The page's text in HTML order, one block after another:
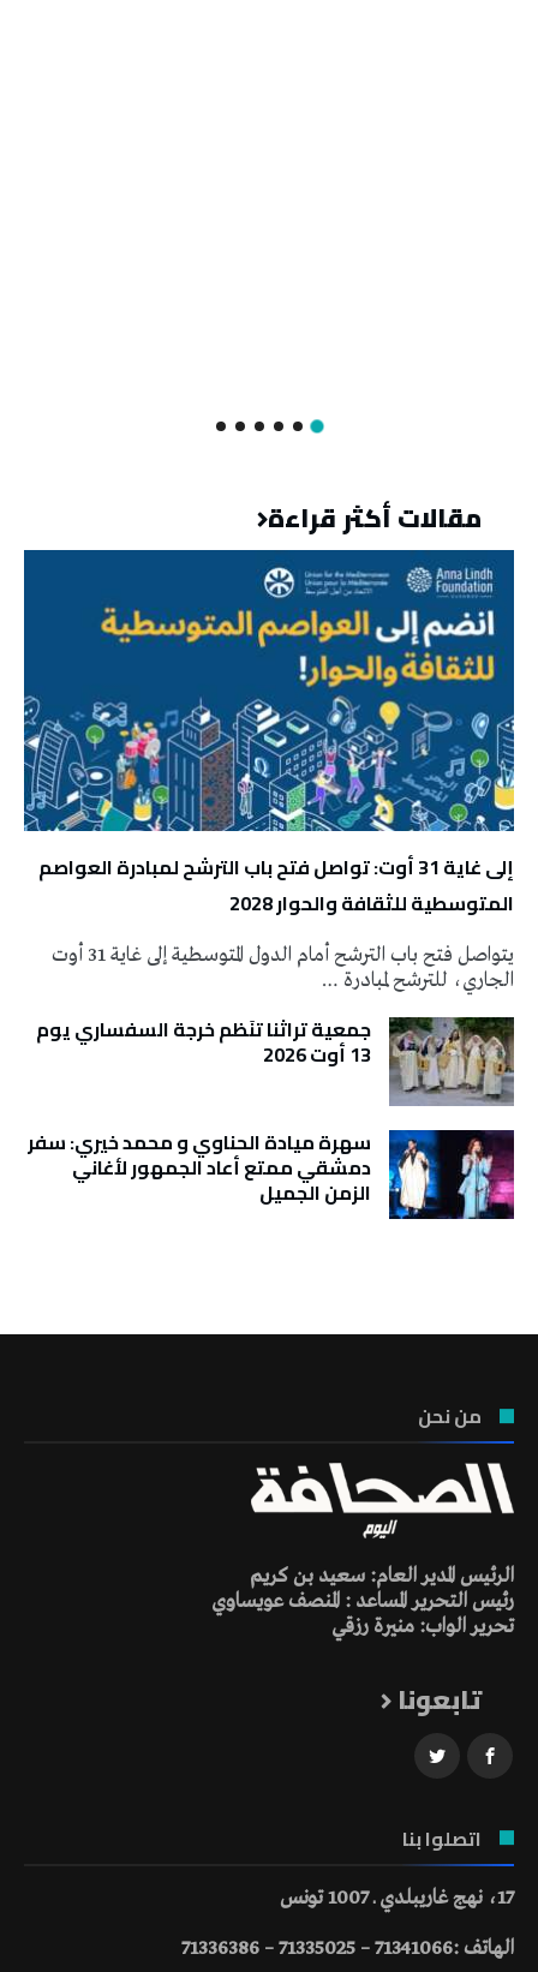
مقالات أكثر قراءة
إلى غاية 31 أوت: تواصل فتح باب الترشح لمبادرة العواصم
المتوسطية للثقافة والحوار 2028
يتواصل فتح باب الترشح أمام الدول المتوسطية إلى غاية 31 أوت
الجاري، للترشح لمبادرة …
جمعية تراثنا تنَظم خرجة السفساري يوم
13 أوت 2026
سهرة ميادة الحناوي و محمد خيري: سفر
دمشقي ممتع أعاد الجمهور لأغاني
الزمن الجميل
من نحن
الرئيس المدير العام: سعيد بن كريم
رئيس التحرير المساعد : المنصف عويساوي
تحرير الواب: منيرة رزقي
تابعونا
اتصلوا بنا
17، نهج غاريبلدي ـ 1007 تونس
الهاتف :71341066 – 71335025 – 71336386